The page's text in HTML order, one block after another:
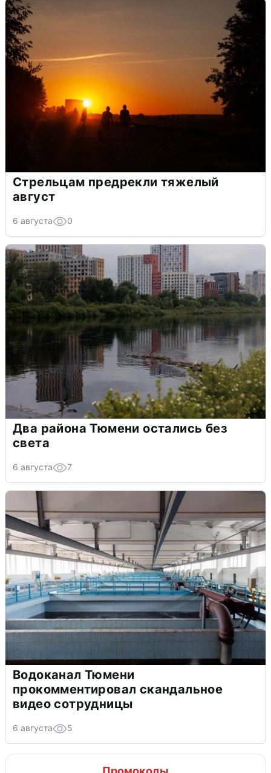
Стрельцам предрекли тяжелый
август
6 августа 0
Два района Тюмени остались без
света
6 августа 7
Водоканал Тюмени
прокомментировал скандальное
видео сотрудницы
6 августа 5